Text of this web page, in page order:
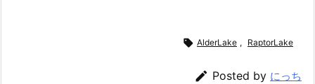
 AlderLake , RaptorLake
 Posted by にっち